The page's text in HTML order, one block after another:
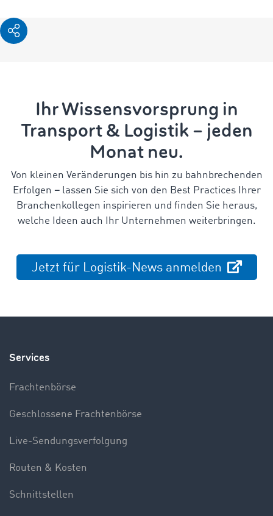
Ihr Wissensvorsprung in
Transport & Logistik – jeden
Monat neu.
Von kleinen Veränderungen bis hin zu bahnbrechenden
Erfolgen –lassen Sie sich von den Best Practices Ihrer
Branchenkollegen inspirieren und finden Sie heraus,
welche Ideen auch Ihr Unternehmen weiterbringen.
Jetzt für Logistik-News anmelden
Services
Frachtenbörse
Geschlossene Frachtenbörse
Live-Sendungsverfolgung
Routen & Kosten
Schnittstellen